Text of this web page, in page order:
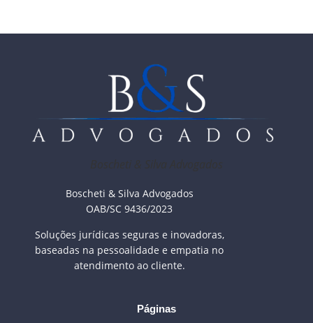
Boscheti & Silva Advogados
OAB/SC 9436/2023
Soluções jurídicas seguras e inovadoras,
baseadas na pessoalidade e empatia no
atendimento ao cliente.
Páginas